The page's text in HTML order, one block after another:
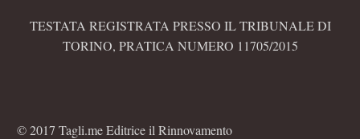
TESTATA REGISTRATA PRESSO IL TRIBUNALE DI
TORINO, PRATICA NUMERO 11705/2015
© 2017 Tagli.me Editrice il Rinnovamento